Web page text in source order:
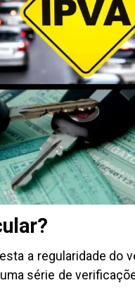
a regularidade do
série de